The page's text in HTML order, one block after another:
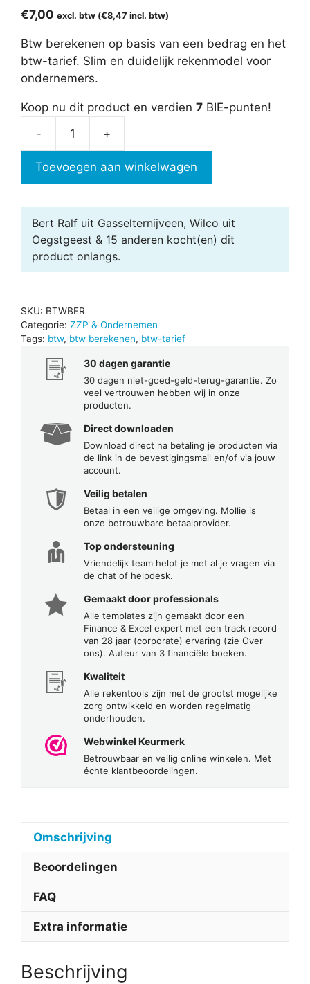
€7,00 excl. btw (€8,47 incl. btw)
Btw berekenen op basis van een bedrag en het
btw-tarief. Slim en duidelijk rekenmodel voor
ondernemers.
Koop nu dit product en verdien 7 BIE-punten!
-
aantal
+
Toevoegen aan winkelwagen
Bert Ralf uit Gasselternijveen, Wilco uit
Oegstgeest & 15 anderen kocht(en) dit
product onlangs.
SKU: BTWBER
Categorie: ZZP & Ondernemen
Tags: btw, btw berekenen, btw-tarief
30 dagen garantie
30 dagen niet-goed-geld-terug-garantie. Zo
veel vertrouwen hebben wij in onze
producten.
Direct downloaden
Download direct na betaling je producten via
de link in de bevestigingsmail en/of via jouw
account.
Veilig betalen
Betaal in een veilige omgeving. Mollie is
onze betrouwbare betaalprovider.
Top ondersteuning
Vriendelijk team helpt je met al je vragen via
de chat of helpdesk.
Gemaakt door professionals
Alle templates zijn gemaakt door een
Finance & Excel expert met een track record
van 28 jaar (corporate) ervaring (zie Over
ons). Auteur van 3 financiële boeken.
Kwaliteit
Alle rekentools zijn met de grootst mogelijke
zorg ontwikkeld en worden regelmatig
onderhouden.
Webwinkel Keurmerk
Betrouwbaar en veilig online winkelen. Met
échte klantbeoordelingen.
Omschrijving
Beoordelingen
FAQ
Extra informatie
Beschrijving